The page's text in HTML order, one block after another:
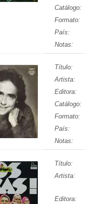
Catálogo:
Formato:
País:
Notas:
Título:
Artista:
Editora:
Catálogo:
Formato:
País:
Notas:
Título:
Artista:
Editora: